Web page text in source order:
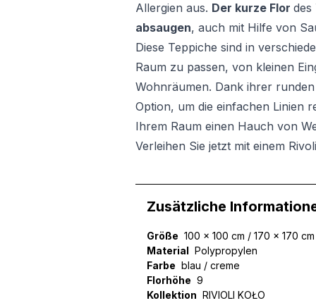
Allergien aus. Der kurze Flor des
absaugen, auch mit Hilfe von
Diese Teppiche sind in
Raum zu passen, von kleinen
Wohnräumen. Dank ihrer
Option, um die einfachen Linien
Ihrem Raum einen Hauch von
Verleihen Sie jetzt mit einem
Zusätzliche
Größe 100 x 100 cm / 170 x 170 cm
Material Polypropylen
Farbe blau / creme
Florhöhe 9
Kollektion RIVIOLI KOŁO